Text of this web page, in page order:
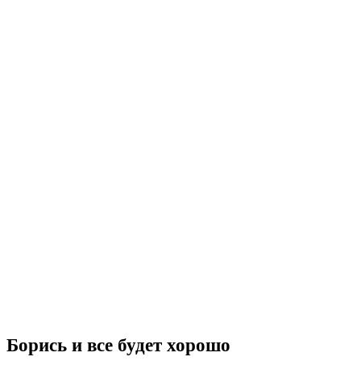
Борись и все будет хорошо